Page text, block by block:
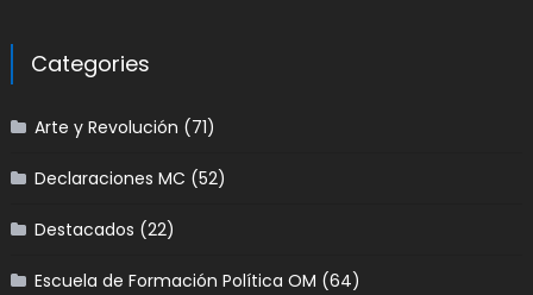
Categories
Arte y Revolución (71)
Declaraciones MC (52)
Destacados (22)
Escuela de Formación Política OM (64)